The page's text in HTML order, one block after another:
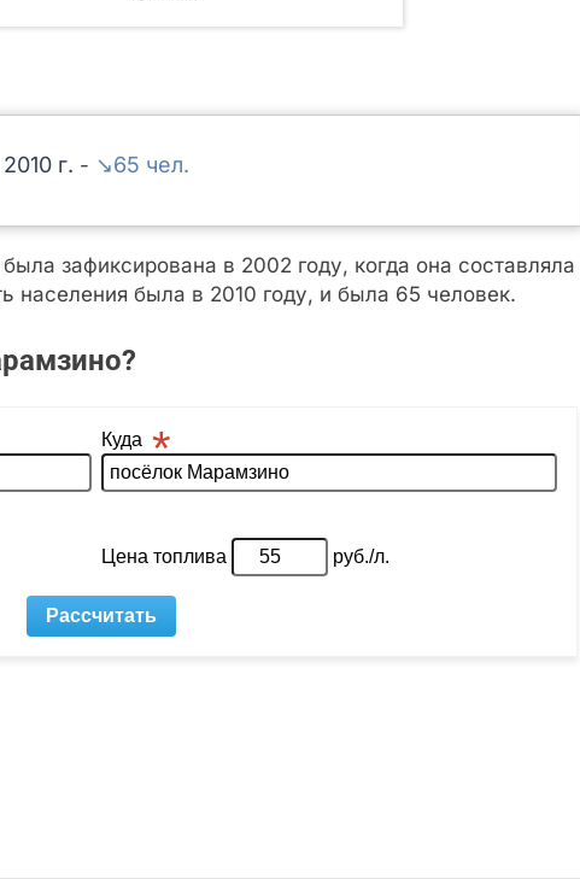
2010 - ↘65
зафиксирована в 2002 году, когда она составляла
населения была в 2010 году, и была 65 человек.